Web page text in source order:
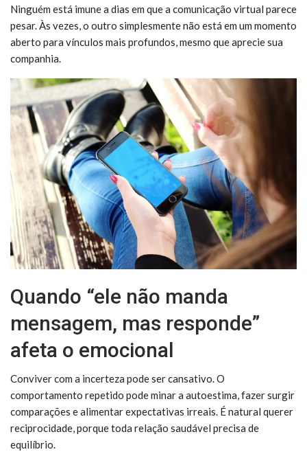
Ninguém está imune a dias em que a comunicação virtual parece
pesar. Às vezes, o outro simplesmente não está em um momento
aberto para vínculos mais profundos, mesmo que aprecie sua
companhia.
Quando “ele não manda
mensagem, mas responde”
afeta o emocional
Conviver com a incerteza pode ser cansativo. O
comportamento repetido pode minar a autoestima, fazer surgir
comparações e alimentar expectativas irreais. É natural querer
reciprocidade, porque toda relação saudável precisa de
equilíbrio.